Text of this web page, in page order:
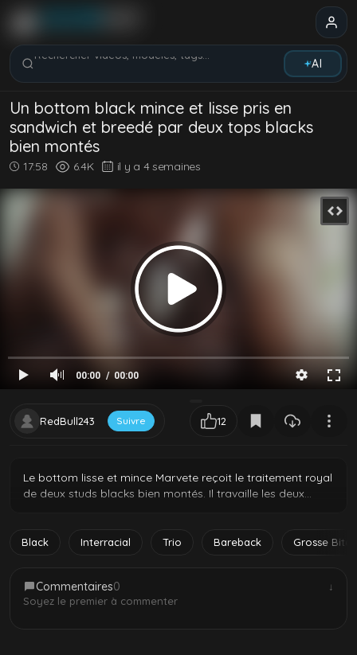
Rechercher vidéos, modèles, tags...
AI
Un bottom black mince et lisse pris en
sandwich et breedé par deux tops blacks
bien montés
17:58 6.4K il y a 4 semaines
00:00 00:00
RedBull243 Suivre 12
Le bottom lisse et mince Marvete reçoit le traitement royal
de deux studs blacks bien montés. Il travaille les deux
jusqu’à ce que les deux tops breedent son trou serré.
Black Interracial Trio Bareback Grosse Bite
Commentaires0
Soyez le premier à commenter
↓